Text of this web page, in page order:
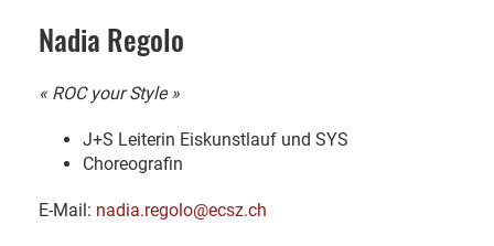
Nadia Regolo
« ROC your Style »
J+S Leiterin Eiskunstlauf und SYS
Choreografin
E-Mail: nadia.regolo@ecsz.ch